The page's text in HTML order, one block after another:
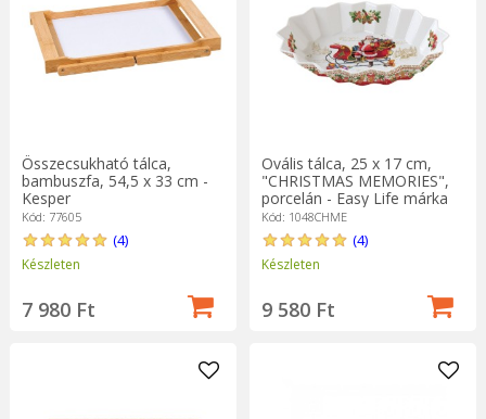
Összecsukható tálca,
bambuszfa, 54,5 x 33 cm -
Kesper
Kód: 77605
(4)
Készleten
7 980 Ft
Ovális tálca, 25 x 17 cm,
"CHRISTMAS MEMORIES",
porcelán - Easy Life márka
Kód: 1048CHME
(4)
Készleten
9 580 Ft